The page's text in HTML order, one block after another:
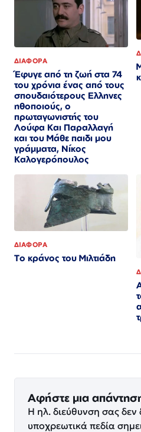
ΔΙΑΦΟΡΑ
Έφυγε από τη ζωή στα 74
του χρόνια ένας από τους
σπουδαιότερους Ελληνες
ηθοποιούς, ο
πρωταγωνιστής του
Λούφα Και Παραλλαγή
και του Μάθε παιδι μου
γράμματα, Νίκος
Καλογερόπουλος
ΔΙΑΦΟΡΑ
Το κράνος του Μιλτιάδη
Αφήστε μια
Η ηλ. διεύθυνση σας δεν
υποχρεωτικά πεδία